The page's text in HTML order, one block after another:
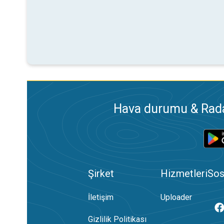
Hava durumu &
Şirket
İletişim
Gizlilik Politikası
Hizmetleri
Uploader